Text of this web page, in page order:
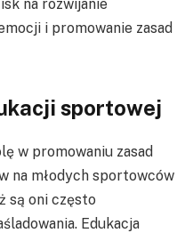
na rozwijanie
i promowanie zasad
sportowej
w promowaniu zasad
na młodych sportowców
są oni często
Edukacja